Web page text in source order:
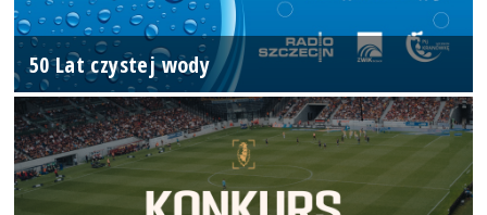
50 Lat czystej wody